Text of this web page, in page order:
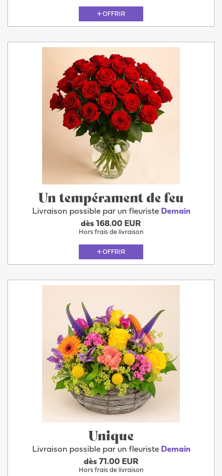
OFFRIR
Un tempérament de feu
Livraison possible par un fleuriste Demain
dès 168.00 EUR
Hors frais de livraison
OFFRIR
Unique
Livraison possible par un fleuriste Demain
dès 71.00 EUR
Hors frais de livraison